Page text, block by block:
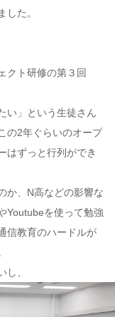
した。
クト研修の第３回
い」という生徒さん
の2年ぐらいのオープ
はずっと行列ができ
か、N高などの影響な
Youtubeを使って勉強
信教育のハードルが
し、